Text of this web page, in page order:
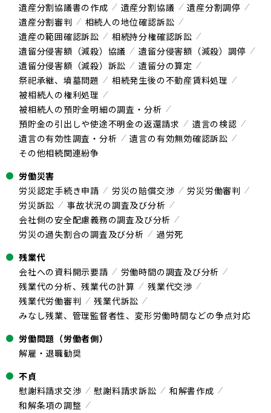
遺産分割協議書の作成
遺産分割協議
遺産分割調停
遺産分割審判
相続人の地位確認訴訟
遺産の範囲確認訴訟
相続持分権確認訴訟
遺留分侵害額（減殺）協議
遺留分侵害額（減殺）調停
遺留分侵害額（減殺）訴訟
遺留分の算定
祭祀承継、墳墓問題
相続発生後の不動産賃料処理
被相続人の権利処理
被相続人の預貯金明細の調査・分析
預貯金の引出しや使途不明金の返還請求
遺言の検認
遺言の有効性調査・分析
遺言の有効無効確認訴訟
その他相続関連紛争
労働災害
労災認定手続き申請
労災の賠償交渉
労災労働審判
労災訴訟
事故状況の調査及び分析
会社側の安全配慮義務の調査及び分析
労災の過失割合の調査及び分析
過労死
残業代
会社への資料開示要請
労働時間の調査及び分析
残業代の分析、残業代の計算
残業代交渉
残業代労働審判
残業代訴訟
みなし残業、管理監督者性、変形労働時間などの争点対応
労働問題（労働者側）
解雇・退職勧奨
不貞
慰謝料請求交渉
慰謝料請求訴訟
和解書作成
和解条項の調整